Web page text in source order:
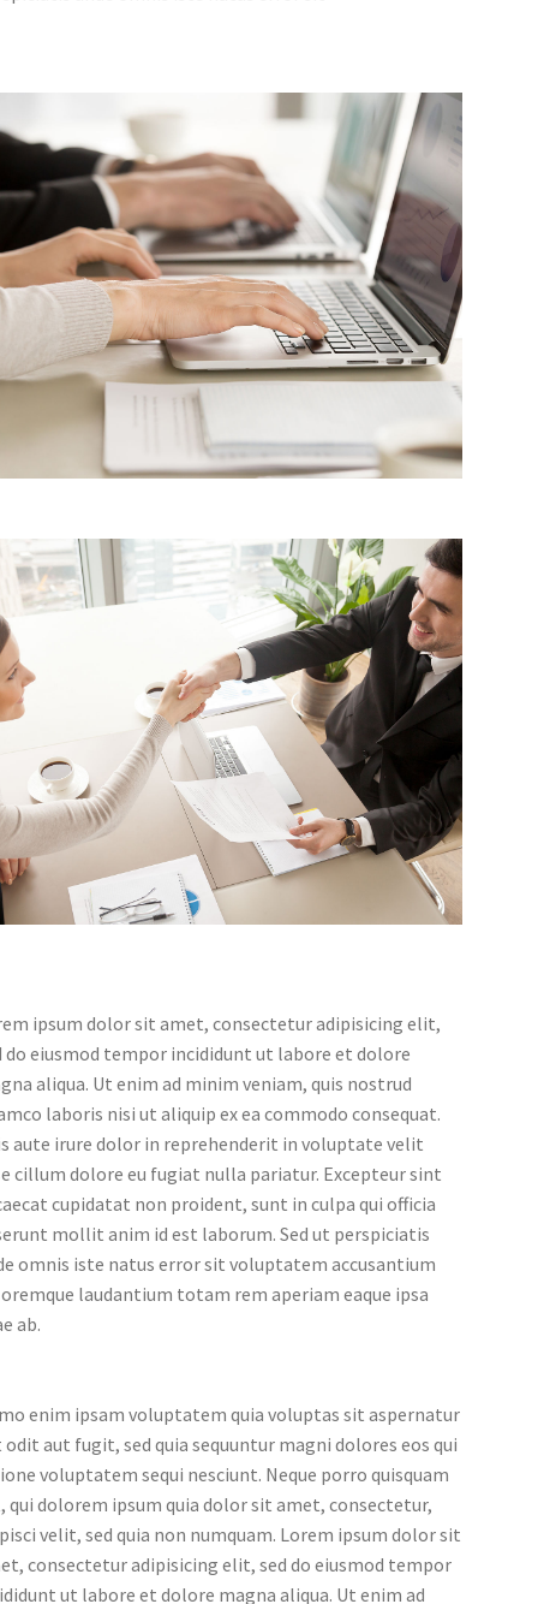
ipsum dolor sit amet, consectetur adipisicing elit,
do eiusmod tempor incididunt ut labore et dolore
aliqua. Ut enim ad minim veniam, quis nostrud
laboris nisi ut aliquip ex ea commodo consequat.
aute irure dolor in reprehenderit in voluptate velit
cillum dolore eu fugiat nulla pariatur. Excepteur sint
cupidatat non proident, sunt in culpa qui officia
mollit anim id est laborum. Sed ut perspiciatis
omnis iste natus error sit voluptatem accusantium
laudantium totam rem aperiam eaque ipsa
ab.
enim ipsam voluptatem quia voluptas sit aspernatur
odit aut fugit, sed quia sequuntur magni dolores eos qui
voluptatem sequi nesciunt. Neque porro quisquam
qui dolorem ipsum quia dolor sit amet, consectetur,
velit, sed quia non numquam. Lorem ipsum dolor sit
consectetur adipisicing elit, sed do eiusmod tempor
ut labore et dolore magna aliqua. Ut enim ad